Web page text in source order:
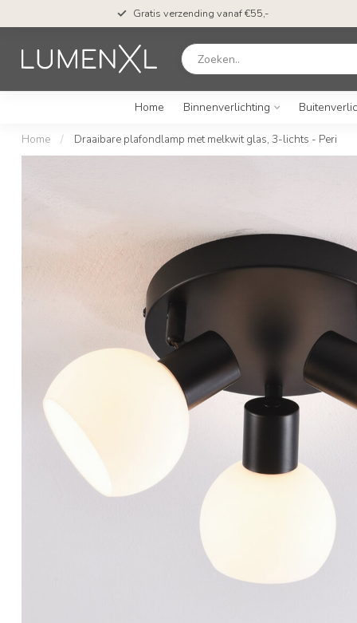
Gratis verzending vanaf €55,-
Home Binnenverlichting
Home / Draaibare plafondlamp met melkwit glas, 3-lichts - Peri